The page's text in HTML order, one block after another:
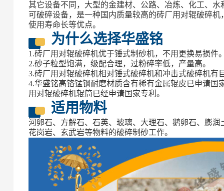
其它设备不同，大型的金建材、公路、冶炼、化工、
可破碎设备，是一种国内质量较高的砖厂用对辊破碎
使用寿命长等优点。
为什么选择华盛铭
1.砖厂用对辊破碎机优于锤式制砂机，不用更换易损件
2.砂子粒型饱满，级配合理，过粉碎率低，产量高。
3.砖厂用对辊破碎机相对锤式破碎机和冲击式破碎机有
4.华盛铭高铬锰钢耐磨材质含有稀有金属辊皮已申请
用对辊破碎机辊筒已经申请国家专利。
适用物料
河卵石、方解石、石英、玻璃、大理石、鹅卵石、膨
花岗岩、玄武岩等物料的破碎制砂工作。